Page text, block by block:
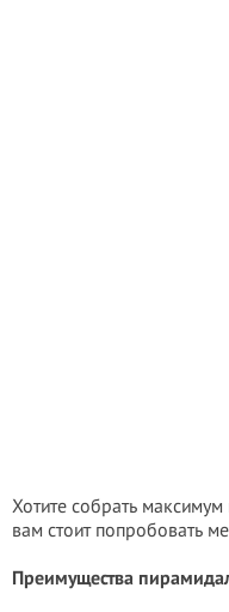
Хотите собрать
вам стоит попробовать
Преимущества